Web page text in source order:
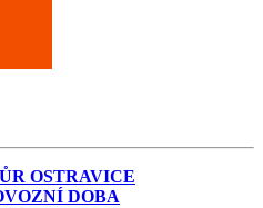
OSTRAVICE
DOBA